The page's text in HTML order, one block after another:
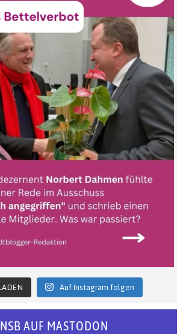
Auf Instagram folgen
NSB AUF MASTODON